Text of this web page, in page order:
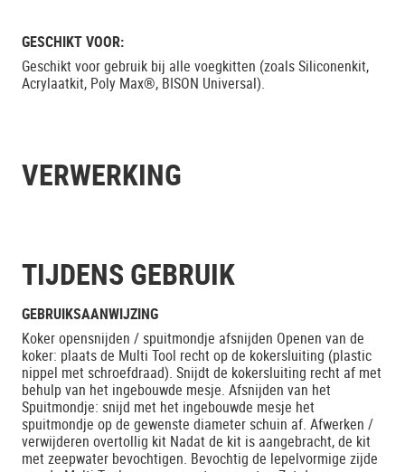
GESCHIKT VOOR:
Geschikt voor gebruik bij alle voegkitten (zoals Siliconenkit,
Acrylaatkit, Poly Max®, BISON Universal).
VERWERKING
TIJDENS GEBRUIK
GEBRUIKSAANWIJZING
Koker opensnijden / spuitmondje afsnijden Openen van de
koker: plaats de Multi Tool recht op de kokersluiting (plastic
nippel met schroefdraad). Snijdt de kokersluiting recht af met
behulp van het ingebouwde mesje. Afsnijden van het
Spuitmondje: snijd met het ingebouwde mesje het
spuitmondje op de gewenste diameter schuin af. Afwerken /
verwijderen overtollig kit Nadat de kit is aangebracht, de kit
met zeepwater bevochtigen. Bevochtig de lepelvormige zijde